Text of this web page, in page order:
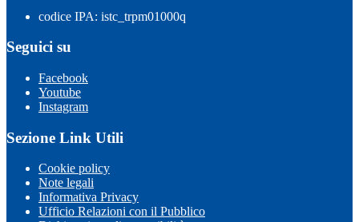
codice IPA: istc_trpm01000q
Seguici su
Facebook
Youtube
Instagram
Sezione Link Utili
Cookie policy
Note legali
Informativa Privacy
Ufficio Relazioni con il Pubblico